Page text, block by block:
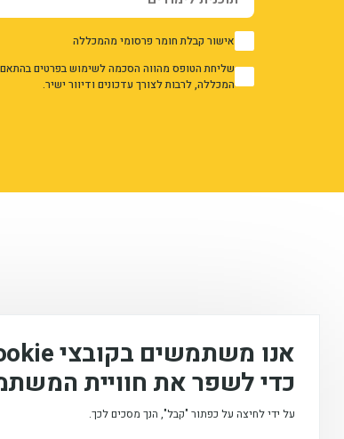
1 אישור קבלת חומר פרסומי מהמכללה
1
אני מאשר/ת את מדיניות הפרטיות
שליחת הטופס מהווה הסכמה לשימוש בפרטים
המכללה, לרבות לצורך עדכונים ודיוור ישיר.
כדי לשפר את חוויית
על ידי לחיצה על כפתור "קבל", הנך מסכים לכך.